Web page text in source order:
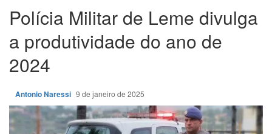
Polícia Militar de Leme divulga
a produtividade do ano de
2024
Antonio Naressi 9 de janeiro de 2025